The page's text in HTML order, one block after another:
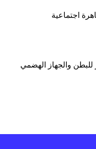
اجتماعية
والجهاز الهضمي